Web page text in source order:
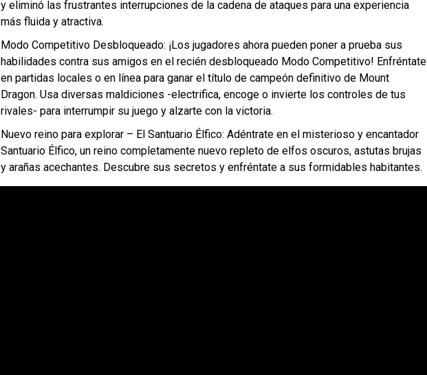
y eliminó las frustrantes interrupciones de la cadena de ataques para una experiencia
más fluida y atractiva.
Modo Competitivo Desbloqueado: ¡Los jugadores ahora pueden poner a prueba sus
habilidades contra sus amigos en el recién desbloqueado Modo Competitivo! Enfréntate
en partidas locales o en línea para ganar el título de campeón definitivo de Mount
Dragon. Usa diversas maldiciones -electrifica, encoge o invierte los controles de tus
rivales- para interrumpir su juego y alzarte con la victoria.
Nuevo reino para explorar – El Santuario Élfico: Adéntrate en el misterioso y encantador
Santuario Élfico, un reino completamente nuevo repleto de elfos oscuros, astutas brujas
y arañas acechantes. Descubre sus secretos y enfréntate a sus formidables habitantes.